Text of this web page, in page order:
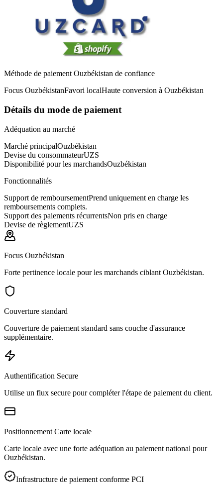
Méthode de paiement Ouzbékistan de confiance
Focus OuzbékistanFavori localHaute conversion à Ouzbékistan
Détails du mode de paiement
Adéquation au marché
Marché principalOuzbékistan
Devise du consommateurUZS
Disponibilité pour les marchandsOuzbékistan
Fonctionnalités
Support de remboursementPrend uniquement en charge les
remboursements complets.
Support des paiements récurrentsNon pris en charge
Devise de règlementUZS
Focus Ouzbékistan
Forte pertinence locale pour les marchands ciblant Ouzbékistan.
Couverture standard
Couverture de paiement standard sans couche d'assurance
supplémentaire.
Authentification Secure
Utilise un flux secure pour compléter l'étape de paiement du client.
Positionnement Carte locale
Carte locale avec une forte adéquation au paiement national pour
Ouzbékistan.
Infrastructure de paiement conforme PCI